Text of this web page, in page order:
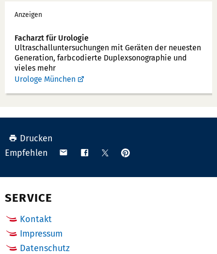
Werbung
Anzeigen
Facharzt für Urologie
Ultraschallunter­suchungen mit Geräten der neuesten
Generation, farbcodierte Duplex­sonographie und
vieles mehr
Urologe München
Drucken
Empfehlen
Teilen Teilen TeilenAnpinnen
SERVICE
Kontakt
Impressum
Datenschutz